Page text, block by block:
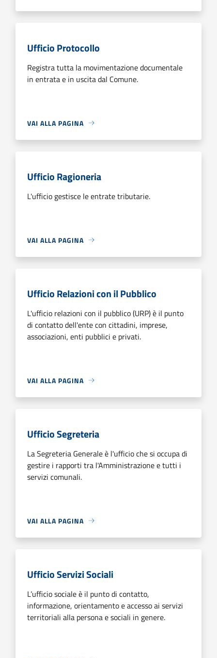
Ufficio Protocollo
Registra tutta la movimentazione documentale
in entrata e in uscita dal Comune.
VAI ALLA PAGINA
Ufficio Ragioneria
L'ufficio gestisce le entrate tributarie.
VAI ALLA PAGINA
Ufficio Relazioni con il Pubblico
L'ufficio relazioni con il pubblico (URP) è il punto
di contatto dell'ente con cittadini, imprese,
associazioni, enti pubblici e privati.
VAI ALLA PAGINA
Ufficio Segreteria
La Segreteria Generale è l'ufficio che si occupa di
gestire i rapporti tra l'Amministrazione e tutti i
servizi comunali.
VAI ALLA PAGINA
Ufficio Servizi Sociali
L’ufficio sociale è il punto di contatto,
informazione, orientamento e accesso ai servizi
territoriali alla persona e sociali in genere.